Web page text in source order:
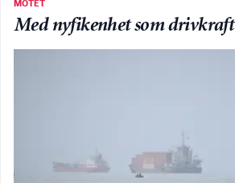
MÖTET
Med nyfikenhet som drivkraft